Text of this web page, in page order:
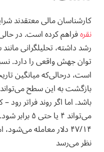
کارشناسان مالی معتقدند
نقره
رشد داشته، تحلیلگرانی
باشد. اما اگر روند فراتر
می‌تواند ۴
۴۷/۱۴ دلار معامله
نظر می‌رسد